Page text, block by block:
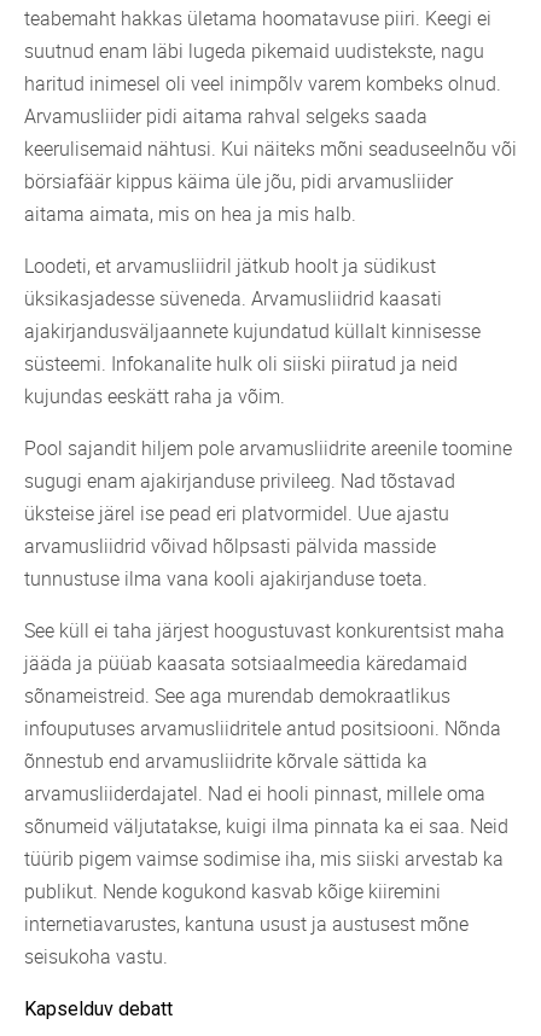
teabemaht hakkas ületama hoomatavuse piiri. Keegi ei
suutnud enam läbi lugeda pikemaid uudistekste, nagu
haritud inimesel oli veel inimpõlv varem kombeks olnud.
Arvamusliider pidi aitama rahval selgeks saada
keerulisemaid nähtusi. Kui näiteks mõni seaduseelnõu või
börsiafäär kippus käima üle jõu, pidi arvamusliider
aitama aimata, mis on hea ja mis halb.
Loodeti, et arvamusliidril jätkub hoolt ja südikust
üksikasjadesse süveneda. Arvamusliidrid kaasati
ajakirjandusväljaannete kujundatud küllalt kinnisesse
süsteemi. Infokanalite hulk oli siiski piiratud ja neid
kujundas eeskätt raha ja võim.
Pool sajandit hiljem pole arvamusliidrite areenile toomine
sugugi enam ajakirjanduse privileeg. Nad tõstavad
üksteise järel ise pead eri platvormidel. Uue ajastu
arvamusliidrid võivad hõlpsasti pälvida masside
tunnustuse ilma vana kooli ajakirjanduse toeta.
See küll ei taha järjest hoogustuvast konkurentsist maha
jääda ja püüab kaasata sotsiaalmeedia käredamaid
sõnameistreid. See aga murendab demokraatlikus
infouputuses arvamusliidritele antud positsiooni. Nõnda
õnnestub end arvamusliidrite kõrvale sättida ka
arvamusliiderdajatel. Nad ei hooli pinnast, millele oma
sõnumeid väljutatakse, kuigi ilma pinnata ka ei saa. Neid
tüürib pigem vaimse sodimise iha, mis siiski arvestab ka
publikut. Nende kogukond kasvab kõige kiiremini
internetiavarustes, kantuna usust ja austusest mõne
seisukoha vastu.
Kapselduv debatt